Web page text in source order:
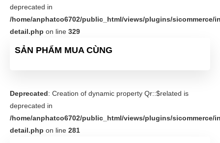
deprecated in
/home/anphatco6702/public_html/views/plugins/sicommerce/
detail.php on line 329
SẢN PHẨM MUA CÙNG
Deprecated: Creation of dynamic property Qr::$related is
deprecated in
/home/anphatco6702/public_html/views/plugins/sicommerce/
detail.php on line 281